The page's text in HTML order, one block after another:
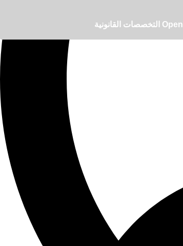
Open التخصصات القانونية